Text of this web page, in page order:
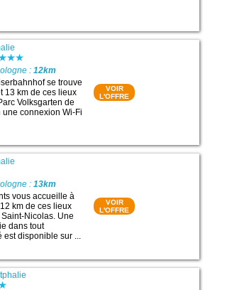
:12km
se trouve
13 km de ces lieux
Volksgarten de
connexion Wi-Fi
VOIR
L'OFFRE
:13km
vous accueille à
km de ces lieux
Nicolas. Une
dans tout
est disponible sur ...
VOIR
L'OFFRE